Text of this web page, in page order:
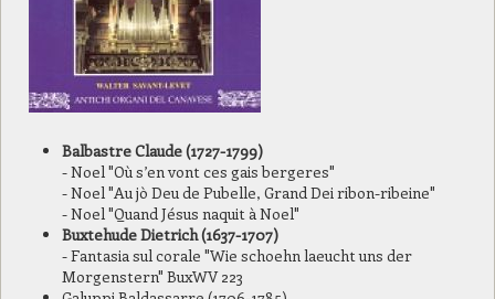
Balbastre Claude (1727-1799)
- Noel "Où s’en vont ces gais bergeres"
- Noel "Au jò Deu de Pubelle, Grand Dei ribon-ribeine"
- Noel "Quand Jésus naquit à Noel"
Buxtehude Dietrich (1637-1707)
- Fantasia sul corale "Wie schoehn laeucht uns der
Morgenstern" BuxWV 223